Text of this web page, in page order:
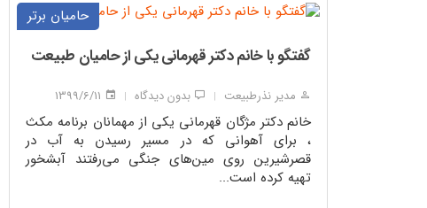
حامیان برتر
گفتگو با خانم دکتر قهرمانی یکی از حامیان طبیعت
مدیر نذرطبیعت | بدون دیدگاه |
خانم دکتر مژگان قهرمانی یکی از مهمانان برنامه مکث
، برای آهوانی که در مسیر رسیدن به آب در
قصرشیرین روی مین‌های جنگی می‌رفتند آبشخور
تهیه کرده است...